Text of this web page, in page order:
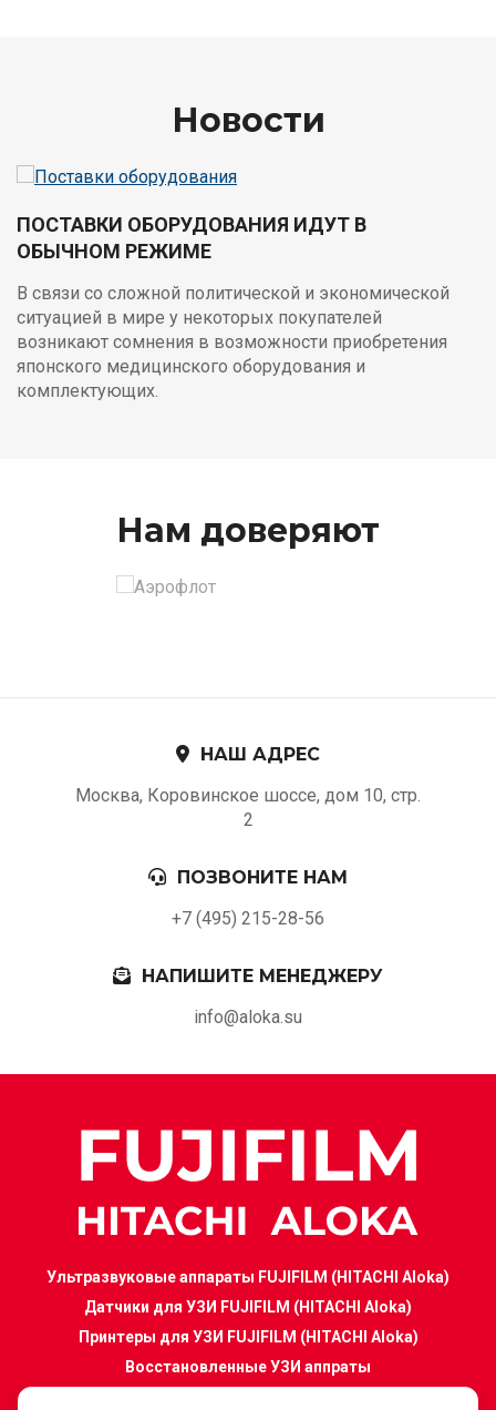
Новости
ПОСТАВКИ ОБОРУДОВАНИЯ ИДУТ В
ОБЫЧНОМ РЕЖИМЕ
В связи со сложной политической и экономической
ситуацией в мире у некоторых покупателей
возникают сомнения в возможности приобретения
японского медицинского оборудования и
комплектующих.
Нам доверяют
НАШ АДРЕС
Москва, Коровинское шоссе, дом 10, стр.
2
ПОЗВОНИТЕ НАМ
+7 (495) 215-28-56
НАПИШИТЕ МЕНЕДЖЕРУ
info@aloka.su
menu
Ультразвуковые аппараты FUJIFILM (HITACHI Aloka)
Датчики для УЗИ FUJIFILM (HITACHI Aloka)
Принтеры для УЗИ FUJIFILM (HITACHI Aloka)
Восстановленные УЗИ аппраты